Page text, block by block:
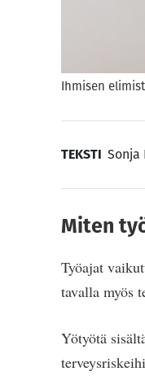
Ihmisen
TEKSTI Sonja
Miten
Työajat
tavalla myös
Yötyötä